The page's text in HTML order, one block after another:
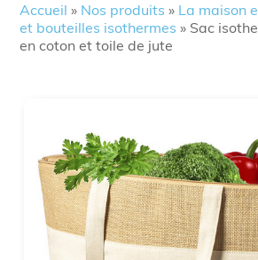
Accueil » Nos produits » La maison
et bouteilles isothermes » Sac
en coton et toile de jute